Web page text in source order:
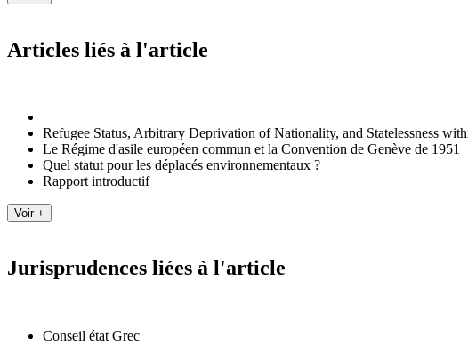
Articles liés à l'article
Refugee Status, Arbitrary Deprivation of Nationality, and Statelessness
Le Régime d'asile européen commun et la Convention de Genève de 1951
Quel statut pour les déplacés environnementaux ?
Rapport introductif
Jurisprudences liées à l'article
Conseil état Grec